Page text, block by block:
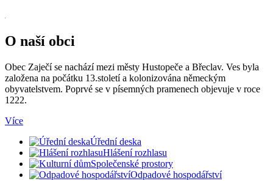
O naší obci
Obec Zaječí se nachází mezi městy Hustopeče a Břeclav. Ves byla
založena na počátku 13.století a kolonizována německým
obyvatelstvem. Poprvé se v písemných pramenech objevuje v roce
1222.
Více
Úřední deska
Hlášení rozhlasu
Společenské prostory
Odpadové hospodářství